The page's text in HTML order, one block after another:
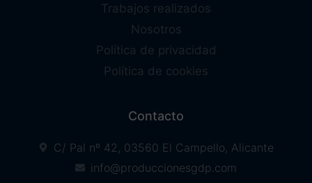
Trabajos realizados
Nosotros
Política de privacidad
Política de cookies
Contacto
C/ Pal nº 42, 03560 El Campello, Alicante
info@produccionesgdp.com